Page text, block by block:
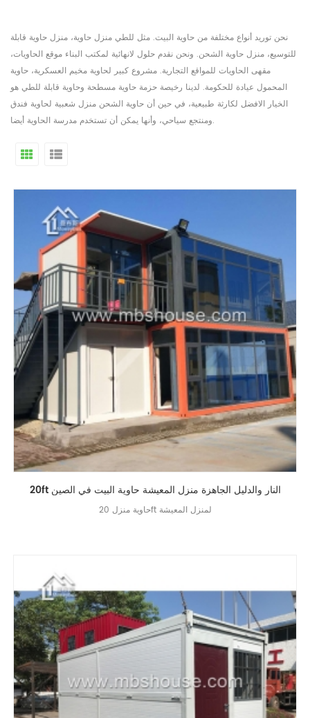
نحن توريد أنواع مختلفة من حاوية البيت. مثل للطي منزل حاوية، منزل حاوية قابلة
للتوسيع، منزل حاوية الشحن. ونحن نقدم حلول لانهائية لمكتب البناء موقع الحاويات،
مقهى الحاويات للمواقع التجارية. مشروع كبير لحاوية مخيم العسكرية، حاوية
المحمول عيادة للحكومة. لدينا رخيصة حزمة حاوية مسطحة وحاوية قابلة للطي هو
الخيار الافضل لكارثة طبيعية، في حين أن حاوية الشحن منزل شعبية لحاوية فندق
ومنتجع سياحي، وأنها يمكن أن تستخدم مدرسة الحاوية أيضا.
20ft النار والدليل الجاهزة منزل المعيشة حاوية البيت في الصين
حاوية منزل 20ft لمنزل المعيشة